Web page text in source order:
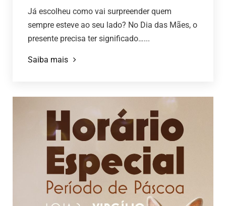
Já escolheu como vai surpreender quem
sempre esteve ao seu lado? No Dia das Mães, o
presente precisa ter significado…...
Saiba mais